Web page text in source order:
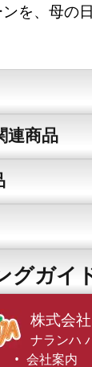
を、母の
連商品
グガイ
株式会
ナランハ
会社案内